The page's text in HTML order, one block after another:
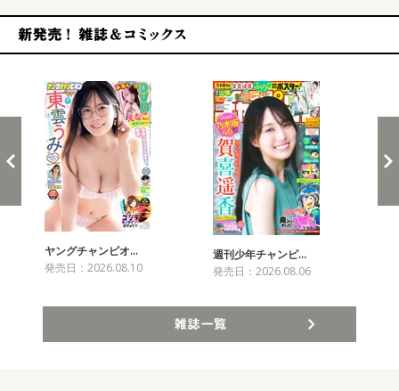
ヤングチャンピオ…
発売日：2026.08.10
週刊少年チャンピ…
発売日：2026.08.06